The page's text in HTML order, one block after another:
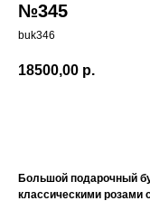
№345
buk346
18500,00 р.
Большой подарочный
классическими розами